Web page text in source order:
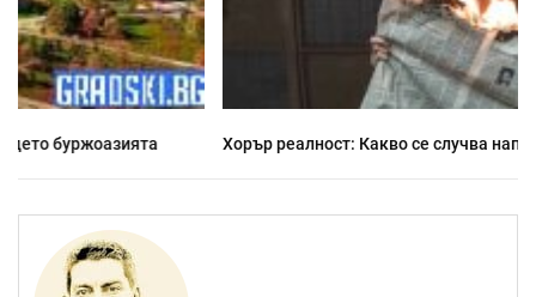
Хорър реалност: Какво се случва напоследък у нас